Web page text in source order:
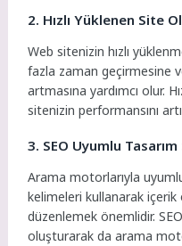
2. Hızlı Yüklenen Site
Web sitenizin hızlı
fazla zaman geçirmesine
artmasına yardımcı olur.
sitenizin performansını
3. SEO Uyumlu
Arama motorlarıyla
kelimeleri kullanarak
düzenlemek önemlidir.
oluşturarak da arama